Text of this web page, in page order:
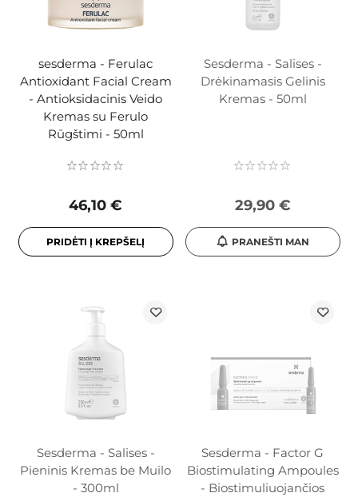
sesderma - Ferulac
Antioxidant Facial Cream
- Antioksidacinis Veido
Kremas su Ferulo
Rūgštimi - 50ml
46,10 €
PRIDĖTI Į KREPŠELĮ
Sesderma - Salises -
Drėkinamasis Gelinis
Kremas - 50ml
29,90 €
PRANEŠTI MAN
Sesderma - Salises -
Pieninis Kremas be Muilo
- 300ml
Sesderma - Factor G
Biostimulating Ampoules
- Biostimuliuojančios